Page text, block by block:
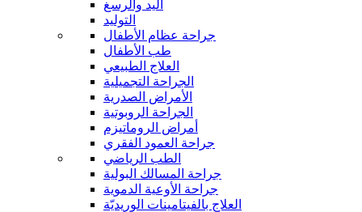
اليد والرسغ
التوليد
جراحة عظام الأطفال
طب الأطفال
العلاج الطبيعي
الجراحة التجميلية
الأمراض الصدرية
الجراحة الروبوتية
أمراض الروماتيزم
جراحة العمود الفقري
الطب الرياضي
جراحة المسالك البولية
جراحة الأوعية الدموية
العلاج بالفيتامينات الوريديّة